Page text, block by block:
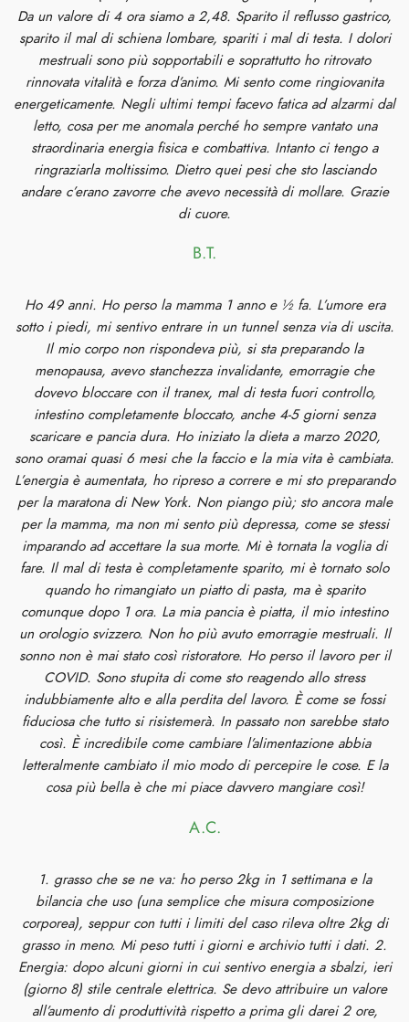
Da un valore di 4 ora siamo a 2,48. Sparito il reflusso gastrico,
sparito il mal di schiena lombare, spariti i mal di testa. I dolori
mestruali sono più sopportabili e soprattutto ho ritrovato
rinnovata vitalità e forza d’animo. Mi sento come ringiovanita
energeticamente. Negli ultimi tempi facevo fatica ad alzarmi dal
letto, cosa per me anomala perché ho sempre vantato una
straordinaria energia fisica e combattiva. Intanto ci tengo a
ringraziarla moltissimo. Dietro quei pesi che sto lasciando
andare c’erano zavorre che avevo necessità di mollare. Grazie
di cuore.
B.T.
Ho 49 anni. Ho perso la mamma 1 anno e ½ fa. L’umore era
sotto i piedi, mi sentivo entrare in un tunnel senza via di uscita.
Il mio corpo non rispondeva più, si sta preparando la
menopausa, avevo stanchezza invalidante, emorragie che
dovevo bloccare con il tranex, mal di testa fuori controllo,
intestino completamente bloccato, anche 4-5 giorni senza
scaricare e pancia dura. Ho iniziato la dieta a marzo 2020,
sono oramai quasi 6 mesi che la faccio e la mia vita è cambiata.
L’energia è aumentata, ho ripreso a correre e mi sto preparando
per la maratona di New York. Non piango più; sto ancora male
per la mamma, ma non mi sento più depressa, come se stessi
imparando ad accettare la sua morte. Mi è tornata la voglia di
fare. Il mal di testa è completamente sparito, mi è tornato solo
quando ho rimangiato un piatto di pasta, ma è sparito
comunque dopo 1 ora. La mia pancia è piatta, il mio intestino
un orologio svizzero. Non ho più avuto emorragie mestruali. Il
sonno non è mai stato così ristoratore. Ho perso il lavoro per il
COVID. Sono stupita di come sto reagendo allo stress
indubbiamente alto e alla perdita del lavoro. È come se fossi
fiduciosa che tutto si risistemerà. In passato non sarebbe stato
così. È incredibile come cambiare l’alimentazione abbia
letteralmente cambiato il mio modo di percepire le cose. E la
cosa più bella è che mi piace davvero mangiare così!
A.C.
1. grasso che se ne va: ho perso 2kg in 1 settimana e la
bilancia che uso (una semplice che misura composizione
corporea), seppur con tutti i limiti del caso rileva oltre 2kg di
grasso in meno. Mi peso tutti i giorni e archivio tutti i dati. 2.
Energia: dopo alcuni giorni in cui sentivo energia a sbalzi, ieri
(giorno 8) stile centrale elettrica. Se devo attribuire un valore
all’aumento di produttività rispetto a prima gli darei 2 ore,